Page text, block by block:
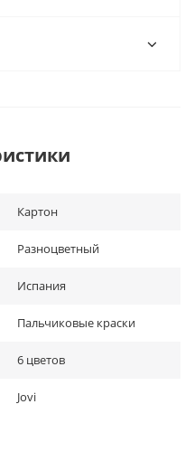
Картон
Разноцветный
Испания
Пальчиковые краски
6 цветов
Jovi